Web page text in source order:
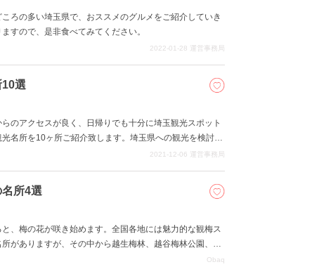
ろの多い埼玉県で、おススメのグルメをご紹介していき
すので、是非食べてみてください。
2022-01-28 運営事務局
選
のアクセスが良く、日帰りでも十分に埼玉観光スポット
名所を10ヶ所ご紹介致します。埼玉県への観光を検討さ
2021-12-06 運営事務局
所4選
、梅の花が咲き始めます。全国各地には魅力的な観梅ス
がありますが、その中から越生梅林、越谷梅林公園、大
Obaq